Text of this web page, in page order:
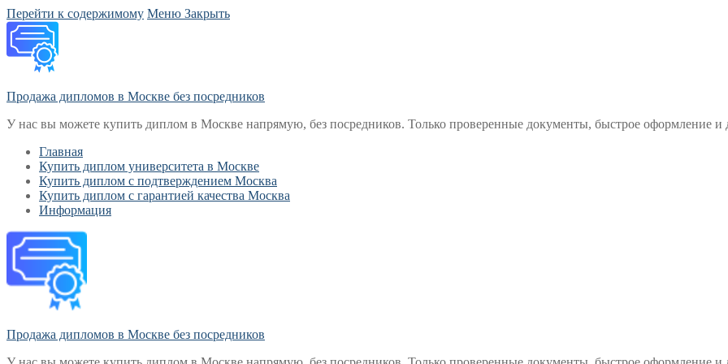
Перейти к содержимому Меню Закрыть
Продажа дипломов в Москве без посредников
У нас вы можете купить диплом в Москве напрямую, без посредников. Только проверенные документы, быстрое оформление и
Главная
Купить диплом университета в Москве
Купить диплом с подтверждением Москва
Купить диплом с гарантией качества Москва
Информация
Продажа дипломов в Москве без посредников